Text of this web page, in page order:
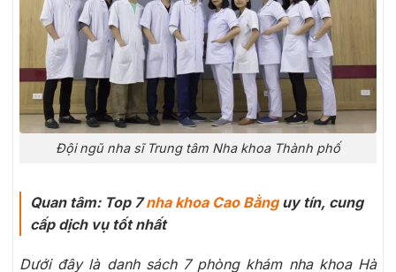
Đội ngũ nha sĩ Trung tâm Nha khoa Thành phố
Quan tâm: Top 7nha khoa Cao Bằnguy tín, cung
cấp dịch vụ tốt nhất
Dưới đây là danh sách 7 phòng khám nha khoa Hà